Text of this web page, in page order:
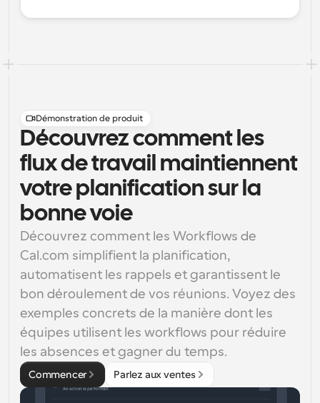
Démonstration de produit
Découvrez comment les
flux de travail maintiennent
votre planification sur la
bonne voie
Découvrez comment les Workflows de
Cal.com simplifient la planification,
automatisent les rappels et garantissent le
bon déroulement de vos réunions. Voyez des
exemples concrets de la manière dont les
équipes utilisent les workflows pour réduire
les absences et gagner du temps.
Commencer Parlez aux ventes